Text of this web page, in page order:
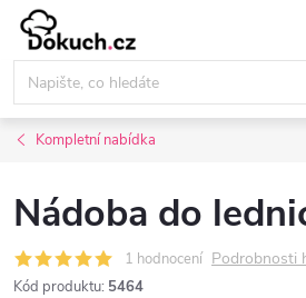
Přejít
obsah
Kompletní nabídka
Nádoba do
1 hodnocení Podrobnosti
Kód produktu: 5464